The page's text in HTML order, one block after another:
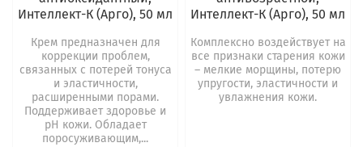
Интеллект-К (Арго), 50 мл
Крем предназначен для
коррекции проблем,
связанных с потерей тонуса
и эластичности,
расширенными порами.
Поддерживает здоровье и
рН кожи. Обладает
поросуживающим,...
Интеллект-К (Арго), 50 мл
Комплексно воздействует на
все признаки старения кожи
– мелкие морщины, потерю
упругости, эластичности и
увлажнения кожи.